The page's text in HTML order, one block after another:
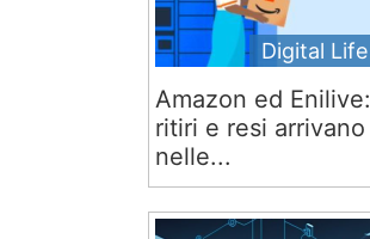
Digital Life
Amazon ed Enilive:
ritiri e resi arrivano
nelle...